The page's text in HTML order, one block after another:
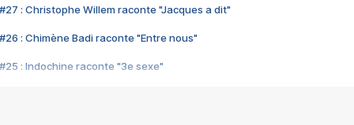
#27 : Christophe Willem raconte "Jacques a dit"
#26 : Chimène Badi raconte "Entre nous"
#25 : Indochine raconte "3e sexe"